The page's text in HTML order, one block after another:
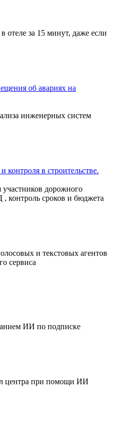
отеле за 15 минут, даже если
об авариях на
инженерных систем
в строительстве.
дорожного
, контроль сроков и бюджета
и текстовых агентов
сервиса
ИИ по подписке
центра при помощи ИИ